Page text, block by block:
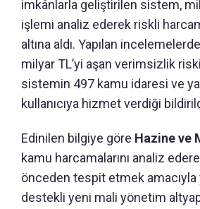
imkânlarla geliştirilen sistem,
işlemi analiz ederek riskli
altına aldı. Yapılan
milyar TL’yi aşan verimsizlik
sistemin 497 kamu idaresi ve
kullanıcıya hizmet verdiği
Edinilen bilgiye göre Hazine ve
kamu harcamalarını analiz
önceden tespit etmek amacıyla
destekli yeni mali yönetim